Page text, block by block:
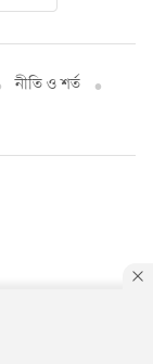
নীতি ও শর্ত